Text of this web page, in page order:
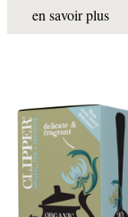
en savoir plus